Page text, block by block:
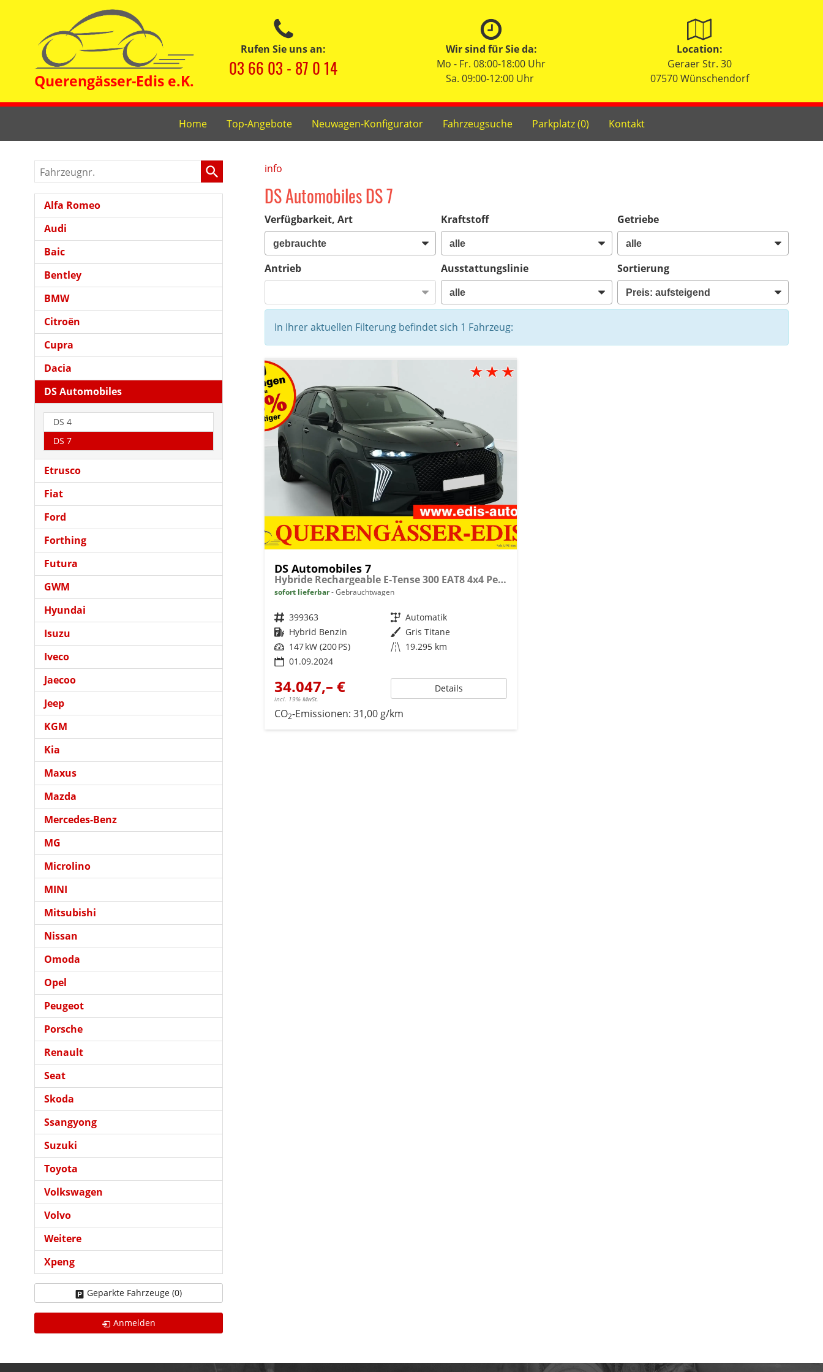
Rufen Sie uns an:
03 66 03 - 87 0 14
Wir sind für Sie da:
Mo - Fr. 08:00-18:00 Uhr
Sa. 09:00-12:00 Uhr
Location:
Geraer Str. 30
07570 Wünschendorf
Home Top-Angebote Neuwagen-Konfigurator Fahrzeugsuche Parkplatz (0) Kontakt
info
DS Automobiles DS 7
Verfügbarkeit, Art Kraftstoff Getriebe
Antrieb Ausstattungslinie Sortierung
In Ihrer aktuellen Filterung befindet sich 1 Fahrzeug:
DS Automobiles 7
Hybride Rechargeable E-Tense 300 EAT8 4x4 Performance Line + DS7 (Crossback)
sofort lieferbar Gebrauchtwagen
Fahrzeugnr. 399363 Getriebe Automatik
Kraftstoff Hybrid Benzin Außenfarbe Gris Titane
Leistung 147 kW (200 PS) Kilometerstand 19.295 km
01.09.2024
34.047,– €
incl. 19% MwSt.
Details
CO2-Emissionen: 31,00 g/km
Fahrzeugnr.
Alfa Romeo
Audi
Baic
Bentley
BMW
Citroën
Cupra
Dacia
DS Automobiles
DS 4
DS 7
Etrusco
Fiat
Ford
Forthing
Futura
GWM
Hyundai
Isuzu
Iveco
Jaecoo
Jeep
KGM
Kia
Maxus
Mazda
Mercedes-Benz
MG
Microlino
MINI
Mitsubishi
Nissan
Omoda
Opel
Peugeot
Porsche
Renault
Seat
Skoda
Ssangyong
Suzuki
Toyota
Volkswagen
Volvo
Weitere
Xpeng
Geparkte Fahrzeuge (0)
Anmelden